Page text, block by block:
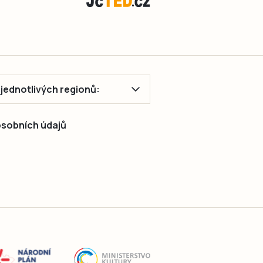
regionů:
údajů